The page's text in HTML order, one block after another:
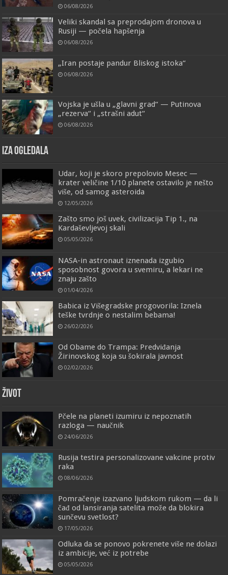
06/08/2026
Veliki skandal sa preprodajom dronova u
Rusiji — počela hapšenja
06/08/2026
„Iran postaje pandur Bliskog istoka“
06/08/2026
Vojska je ušla u „glavni grad“ — Putinova
„rezerva“ i „strašni adut“
06/08/2026
IZA OGLEDALA
Udar, koji je skoro prepolovio Mesec —
krater veličine 1/10 planete ostavilo je nešto
više, od samog asteroida
12/05/2026
Zašto smo još uvek, civilizacija Tip 1., na
Kardaševljevoj skali
05/05/2026
NASA-in astronaut iznenada izgubio
sposobnost govora u svemiru, a lekari ne
znaju zašto
01/04/2026
Babica iz Višegradske progovorila: Iznela
teške tvrdnje o nestalim bebama!
26/02/2026
Od Obame do Trampa: Predviđanja
Žirinovskog koja su šokirala javnost
02/02/2026
ŽIVOT
Pčele na planeti izumiru iz nepoznatih
razloga — naučnik
24/06/2026
Rusija testira personalizovane vakcine protiv
raka
08/06/2026
Pomračenje izazvano ljudskom rukom — da li
čađ od lansiranja satelita može da blokira
sunčevu svetlost?
17/05/2026
Odluka da se ponovo pokrenete više ne dolazi
iz ambicije, već iz potrebe
05/05/2026